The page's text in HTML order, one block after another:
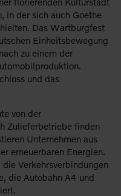
in der sich auch Goethe
Das Wartburgfest
Einheitsbewegung
zu einem der
und das
von der
Zulieferbetriebe finden
Unternehmen aus
erneuerbaren Energien.
Verkehrsverbindungen
die Autobahn A4 und